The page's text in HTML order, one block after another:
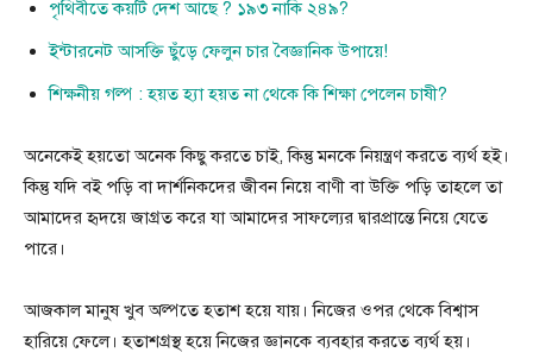
পৃথিবীতে কয়টি দেশ আছে ? ১৯৩ নাকি ২৪৯?
ইন্টারনেট আসক্তি ছুঁড়ে ফেলুন চার বৈজ্ঞানিক উপায়ে!
শিক্ষনীয় গল্প : হয়ত হ্যা হয়ত না থেকে কি শিক্ষা পেলেন চাষী?
অনেকেই হয়তো অনেক কিছু করতে চাই, কিন্তু মনকে নিয়ন্ত্রণ করতে ব্যর্থ হই।
কিন্তু যদি বই পড়ি বা দার্শনিকদের জীবন নিয়ে বাণী বা উক্তি পড়ি তাহলে তা
আমাদের হৃদয়ে জাগ্রত করে যা আমাদের সাফল্যের দ্বারপ্রান্তে নিয়ে যেতে
পারে।
আজকাল মানুষ খুব অল্পতে হতাশ হয়ে যায়। নিজের ওপর থেকে বিশ্বাস
হারিয়ে ফেলে। হতাশগ্রস্থ হয়ে নিজের জ্ঞানকে ব্যবহার করতে ব্যর্থ হয়।